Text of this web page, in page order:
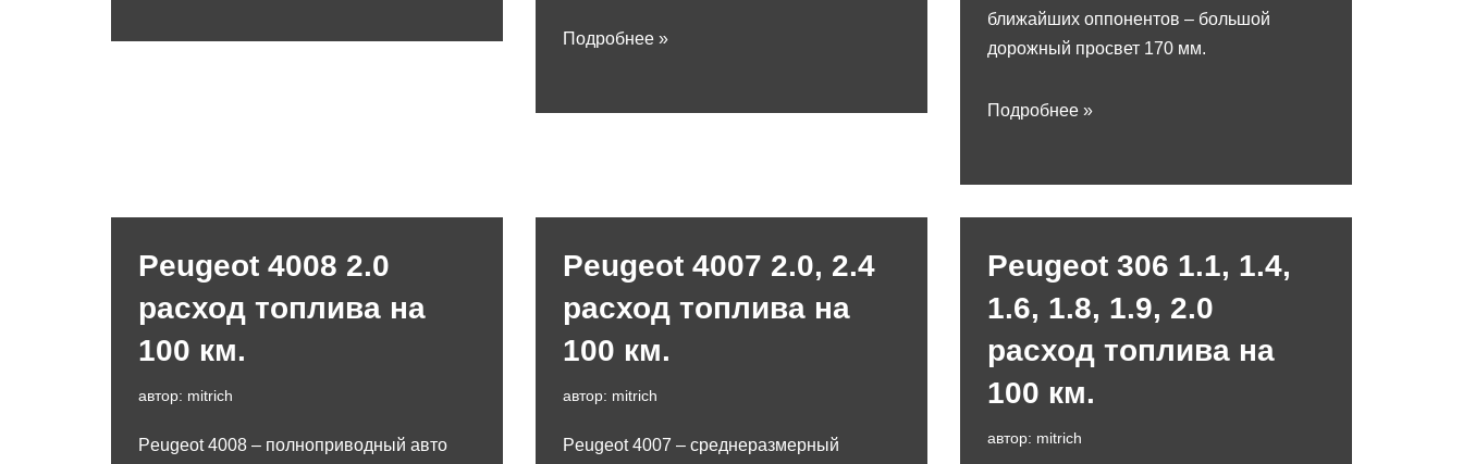
Подробнее »
ближайших оппонентов – большой
дорожный просвет 170 мм.
Подробнее »
Peugeot 4008 2.0
расход топлива на
100 км.
автор: mitrich
Peugeot 4008 – полноприводный авто
Peugeot 4007 2.0, 2.4
расход топлива на
100 км.
автор: mitrich
Peugeot 4007 – среднеразмерный
Peugeot 306 1.1, 1.4,
1.6, 1.8, 1.9, 2.0
расход топлива на
100 км.
автор: mitrich